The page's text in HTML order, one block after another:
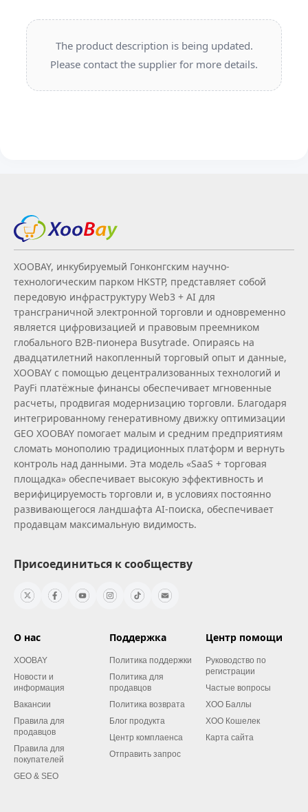
The product description is being updated.
Please contact the supplier for more details.
XOOBAY, инкубируемый Гонконгским научно-
технологическим парком HKSTP, представляет собой
передовую инфраструктуру Web3 + AI для
трансграничной электронной торговли и одновременно
является цифровизацией и правовым преемником
глобального B2B‑пионера Busytrade. Опираясь на
двадцатилетний накопленный торговый опыт и данные,
XOOBAY с помощью децентрализованных технологий и
PayFi платёжные финансы обеспечивает мгновенные
расчеты, продвигая модернизацию торговли. Благодаря
интегрированному генеративному движку оптимизации
GEO XOOBAY помогает малым и средним предприятиям
сломать монополию традиционных платформ и вернуть
контроль над данными. Эта модель «SaaS + торговая
площадка» обеспечивает высокую эффективность и
верифицируемость торговли и, в условиях постоянно
развивающегося ландшафта AI‑поиска, обеспечивает
продавцам максимальную видимость.
Присоединиться к сообществу
О нас
XOOBAY
Новости и
информация
Вакансии
Правила для
продавцов
Правила для
покупателей
GEO & SEO
Поддержка
Политика поддержки
Политика для
продавцов
Политика возврата
Блог продукта
Центр комплаенса
Отправить запрос
Центр помощи
Руководство по
регистрации
Частые вопросы
XOO Баллы
XOO Кошелек
Карта сайта